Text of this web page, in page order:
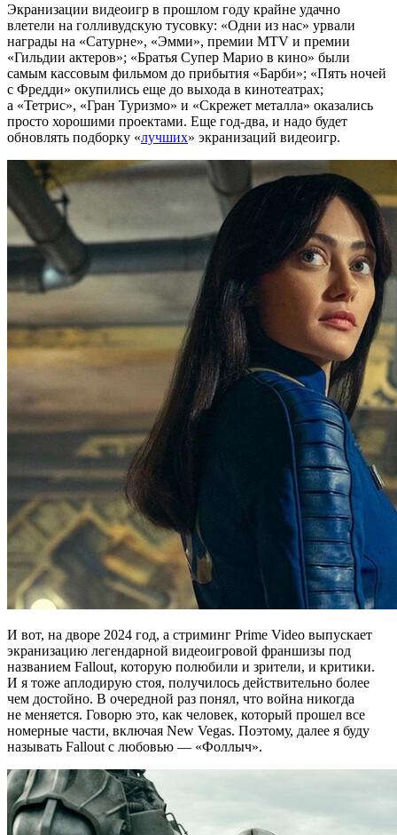
Экранизации видеоигр в прошлом году крайне удачно
влетели на голливудскую тусовку: «Одни из нас» урвали
награды на «Сатурне», «Эмми», премии MTV и премии
«Гильдии актеров»; «Братья Супер Марио в кино» были
самым кассовым фильмом до прибытия «Барби»; «Пять ночей
с Фредди» окупились еще до выхода в кинотеатрах;
а «Тетрис», «Гран Туризмо» и «Скрежет металла» оказались
просто хорошими проектами. Еще год-два, и надо будет
обновлять подборку «лучших» экранизаций видеоигр.
И вот, на дворе 2024 год, а стриминг Prime Video выпускает
экранизацию легендарной видеоигровой франшизы под
названием Fallout, которую полюбили и зрители, и критики.
И я тоже аплодирую стоя, получилось действительно более
чем достойно. В очередной раз понял, что война никогда
не меняется. Говорю это, как человек, который прошел все
номерные части, включая New Vegas. Поэтому, далее я буду
называть Fallout с любовью — «Фоллыч».